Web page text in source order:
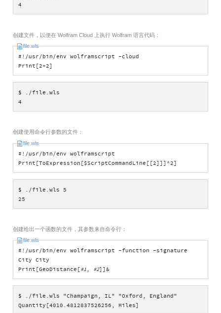
4
创建文件，以便在 Wolfram Cloud 上执行 Wolfram 语言代码：
file.wls
#!/usr/bin/env wolframscript -cloud
Print[2+2]
$ ./file.wls
4
创建使用命令行参数的文件：
file.wls
#!/usr/bin/env wolframscript
Print[ToExpression[$ScriptCommandLine[[2]]]^2]
$ ./file.wls 5
25
创建给出一个函数的文件，其参数来自命令行：
file.wls
#!/usr/bin/env wolframscript -function -signature
City City
Print[GeoDistance[#1, #2]]&
$ ./file.wls "Champaign, IL" "Oxford, England"
Quantity[4010.4812837526256, Miles]